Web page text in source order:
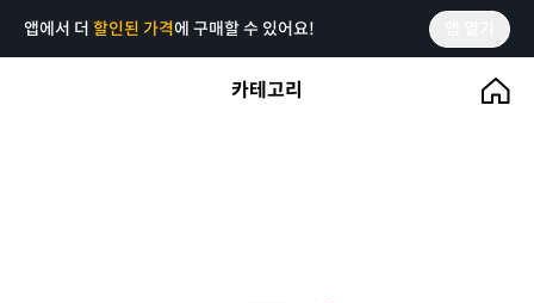
앱에서 더 할인된 가격에 구매할 수 있어요!
카테고리